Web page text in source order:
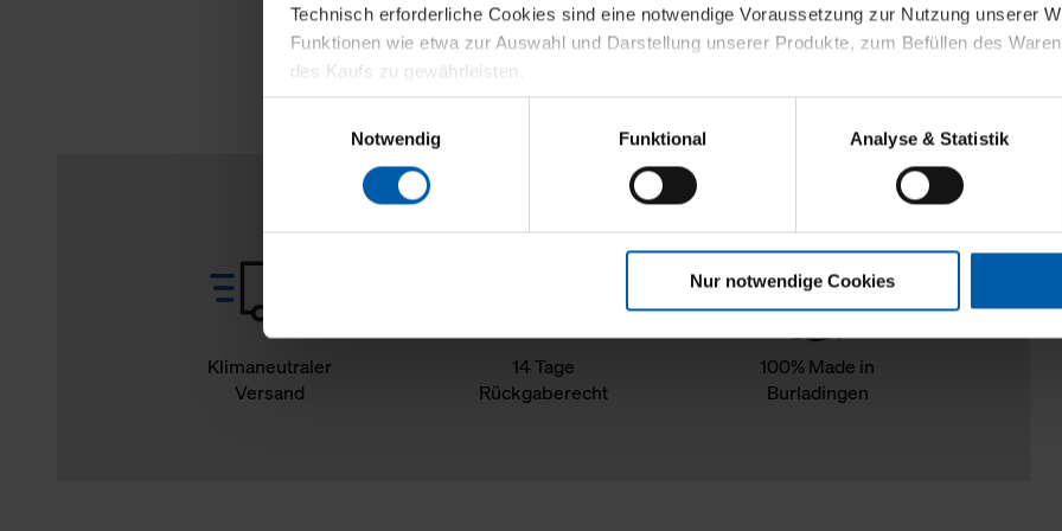
Technisch erforderliche Cookies sind eine notwendige Voraussetzung zur Nutzung unserer
Funktionen wie etwa zur Auswahl und Darstellung unserer Produkte, zum Befüllen des
des Kaufs zu gewährleisten.
Für die Darstellung personalisierter Angebote, Anzeigen und Inhalte aufgrund Ihres
sowie für Marketing-, Statistik- und Tracking-Zwecke zur Analyse und Optimierung unserer
personenbezogene Informationen. Diese übermitteln wir in anonymisierter Form an Dritte
Klicken Sie auf "Alle erlauben", damit wir alle Cookies und Web-Technologien für Ihr
verwenden dürfen. Über die jeweiligen Schaltflächen können Sie die Arten der Cookies selbst
Notwendig
Funktional Analyse & Statistik
Nur notwendige Cookies
Klimaneutraler
Versand
14 Tage
Rückgaberecht
100% Made in
Burladingen